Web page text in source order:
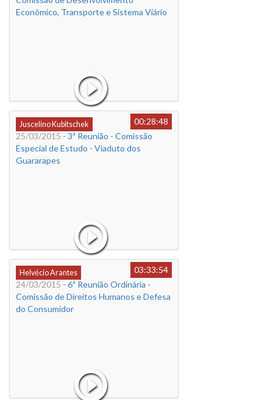
Econômico, Transporte e Sistema Viário
Juscelino Kubitschek
00:28:48
25/03/2015 - 3ª Reunião - Comissão
Especial de Estudo - Viaduto dos
Guararapes
Helvécio Arantes
03:33:54
24/03/2015 - 6ª Reunião Ordinária -
Comissão de Direitos Humanos e Defesa
do Consumidor